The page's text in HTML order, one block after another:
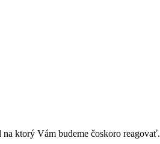
ktorý Vám budeme čoskoro reagovať.